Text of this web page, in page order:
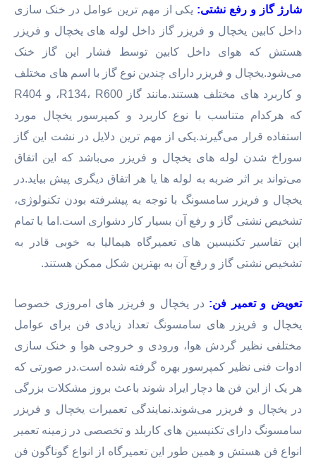
شارژ گاز و رفع نشتی: یکی از مهم ترین عوامل در خنک سازی
داخل کابین یخچال و فریزر گاز داخل لوله های یخچال و فریزر
هستش که هوای داخل کابین توسط فشار این گاز خنک
می‌شود.یخچال و فریزر دارای چندین نوع گاز با اسم های مختلف
و کاربرد های مختلف هستند.مانند گاز R134، R600، و R404
که هرکدام متناسب با نوع کاربرد و کمپرسور یخچال مورد
استفاده قرار می‌گیرند.یکی از مهم ترین دلایل در نشت این گاز
سوراخ شدن لوله های یخچال و فریزر می‌باشد که این اتفاق
می‌تواند بر اثر ضربه به لوله ها یا هر اتفاق دیگری پیش بیاید.در
یخچال و فریزر سامسونگ با توجه به پیشرفته بودن تکنولوژی،
تشخیص نشتی گاز و رفع آن بسیار کار دشواری است.اما با تمام
این تفاسیر تکنیسین های تعمیرگاه هیمالیا به خوبی قادر به
تشخیص نشتی گاز و رفع آن به بهترین شکل ممکن هستند.
تعویض و تعمیر فن: در یخچال و فریزر های امروزی خصوصا
یخچال و فریزر های سامسونگ تعداد زیادی فن برای عوامل
مختلفی نظیر گردش هوا، ورودی و خروجی هوا و خنک سازی
ادوات فنی نظیر کمپرسور بهره گرفته شده است.در صورتی که
هر یک از این فن ها دچار ایراد شوند باعث بروز مشکلات بزرگی
در یخچال و فریزر می‌شوند.نمایندگی تعمیرات یخچال و فریزر
سامسونگ دارای تکنیسین های کاربلد و تخصصی در زمینه تعمیر
انواع فن هستش و همین طور این تعمیرگاه از انواع گوناگون فن